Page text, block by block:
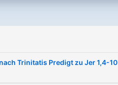
Trinitatis Predigt zu Jer 1,4-10